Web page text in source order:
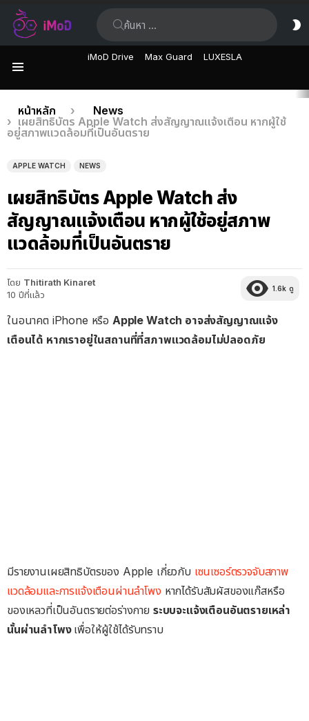
iMoD Drive Max Guard LUXESLA
เรื่อง
ล่าสุด
คุณอยู่ที่นี่:
หน้าหลัก
News
เผยสิทธิบัตร Apple Watch ส่งสัญญาณแจ้งเตือน หากผู้ใช้
อยู่สภาพแวดล้อมที่เป็นอันตราย
APPLE WATCH NEWS
เผยสิทธิบัตร Apple Watch ส่ง
สัญญาณแจ้งเตือน หากผู้ใช้อยู่สภาพ
แวดล้อมที่เป็นอันตราย
โดย Thitirath Kinaret
10 ปีที่แล้ว
1.6k ดู
ในอนาคต iPhone หรือ Apple Watch อาจส่งสัญญาณแจ้ง
เตือนได้ หากเราอยู่ในสถานที่ที่สภาพแวดล้อมไม่ปลอดภัย
มีรายงานเผยสิทธิบัตรของ Apple เกี่ยวกับ เซนเซอร์ตรวจจับสภาพ
แวดล้อมและการแจ้งเตือนผ่านลำโพง หากได้รับสัมผัสของแก๊สหรือ
ของเหลวที่เป็นอันตรายต่อร่างกาย ระบบจะแจ้งเตือนอันตรายเหล่า
นั้นผ่านลำโพง เพื่อให้ผู้ใช้ได้รับทราบ